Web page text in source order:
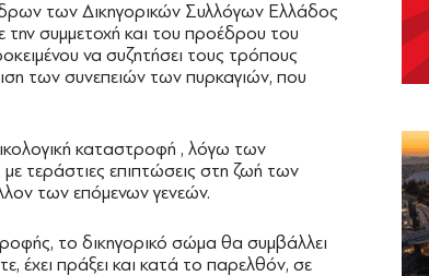
των Δικηγορικών Συλλόγων Ελλάδος
συμμετοχή και του προέδρου του
να συζητήσει τους τρόπους
των συνεπειών των πυρκαγιών, που
καταστροφή , λόγω των
τεράστιες επιπτώσεις στη ζωή των
των επόμενων γενεών.
το δικηγορικό σώμα θα συμβάλλει
έχει πράξει και κατά το παρελθόν, σε